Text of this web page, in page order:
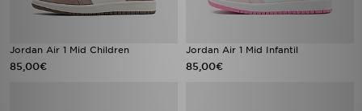
Jordan Air 1 Mid Children
85,00€
Jordan Air 1 Mid Infantil
85,00€